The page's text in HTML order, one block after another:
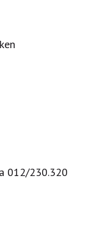
012/230.320